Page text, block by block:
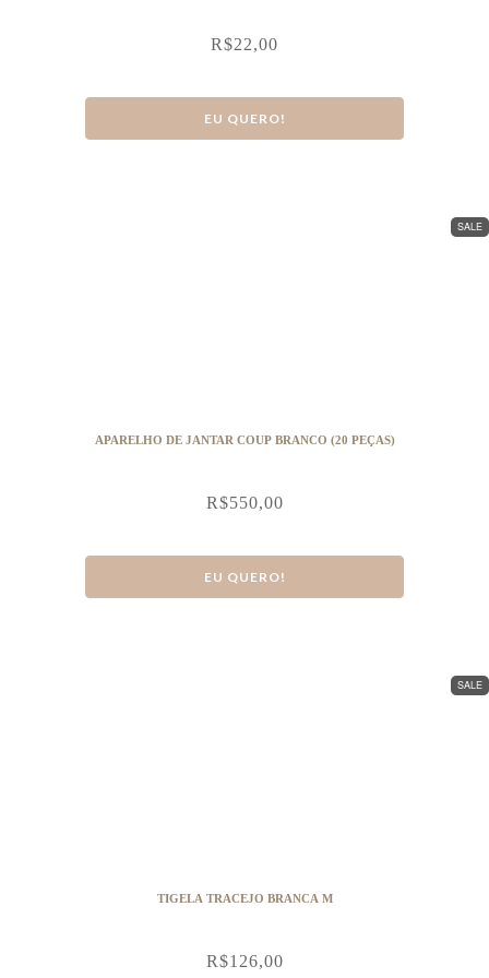
R$22,00
EU QUERO!
SALE
APARELHO DE JANTAR COUP BRANCO (20 PEÇAS)
R$550,00
EU QUERO!
SALE
TIGELA TRACEJO BRANCA M
R$126,00